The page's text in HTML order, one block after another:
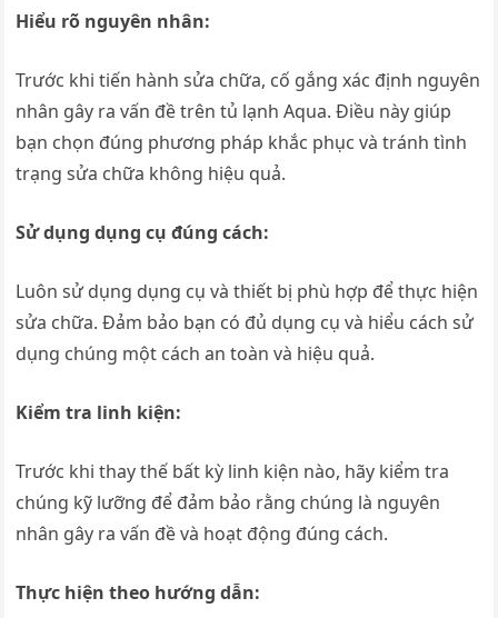
Hiểu rõ nguyên nhân:
Trước khi tiến hành sửa chữa, cố gắng xác định nguyên
nhân gây ra vấn đề trên tủ lạnh Aqua. Điều này giúp
bạn chọn đúng phương pháp khắc phục và tránh tình
trạng sửa chữa không hiệu quả.
Sử dụng dụng cụ đúng cách:
Luôn sử dụng dụng cụ và thiết bị phù hợp để thực hiện
sửa chữa. Đảm bảo bạn có đủ dụng cụ và hiểu cách sử
dụng chúng một cách an toàn và hiệu quả.
Kiểm tra linh kiện:
Trước khi thay thế bất kỳ linh kiện nào, hãy kiểm tra
chúng kỹ lưỡng để đảm bảo rằng chúng là nguyên
nhân gây ra vấn đề và hoạt động đúng cách.
Thực hiện theo hướng dẫn: